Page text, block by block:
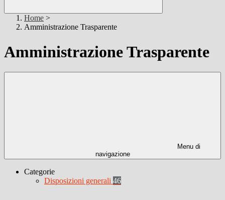
Home >
Amministrazione Trasparente
Amministrazione Trasparente
Menu di
navigazione
Categorie
Disposizioni generali 46